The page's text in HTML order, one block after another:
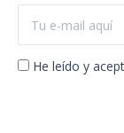
He leído y